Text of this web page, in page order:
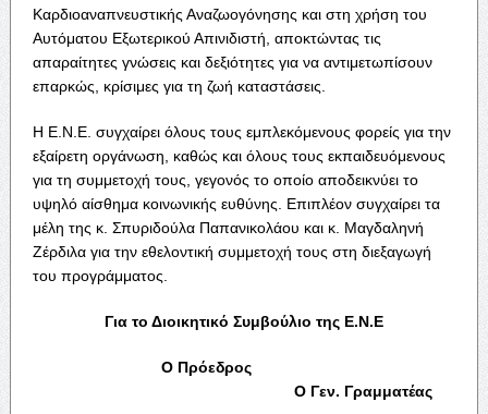
Καρδιοαναπνευστικής Αναζωογόνησης και στη χρήση του
Αυτόματου Εξωτερικού Απινιδιστή, αποκτώντας τις
απαραίτητες γνώσεις και δεξιότητες για να αντιμετωπίσουν
επαρκώς, κρίσιμες για τη ζωή καταστάσεις.
Η Ε.Ν.Ε. συγχαίρει όλους τους εμπλεκόμενους φορείς για την
εξαίρετη οργάνωση, καθώς και όλους τους εκπαιδευόμενους
για τη συμμετοχή τους, γεγονός το οποίο αποδεικνύει το
υψηλό αίσθημα κοινωνικής ευθύνης. Επιπλέον συγχαίρει τα
μέλη της κ. Σπυριδούλα Παπανικολάου και κ. Μαγδαληνή
Ζέρδιλα για την εθελοντική συμμετοχή τους στη διεξαγωγή
του προγράμματος.
Για το Διοικητικό Συμβούλιο της Ε.Ν.Ε
Ο Πρόεδρος
Ο Γεν. Γραμματέας